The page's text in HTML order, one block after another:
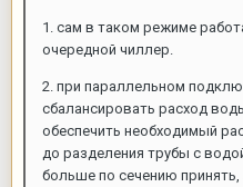
1. сам в таком режиме
очередной чиллер.
2. при параллельном
сбалансировать расход
обеспечить необходимый
до разделения трубы с
больше по сечению принять,